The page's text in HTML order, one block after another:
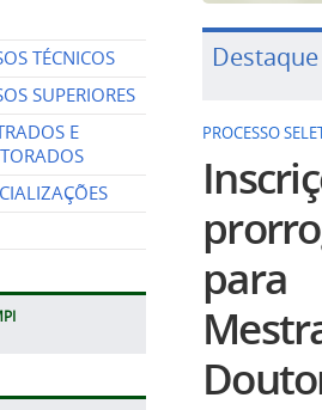
TÉCNICOS
SUPERIORES
E
Destaque
PROCESSO
para